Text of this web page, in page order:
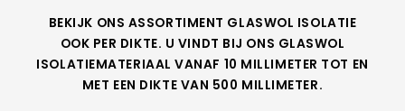
BEKIJK ONS ASSORTIMENT GLASWOL ISOLATIE
OOK PER DIKTE. U VINDT BIJ ONS GLASWOL
ISOLATIEMATERIAAL VANAF 10 MILLIMETER TOT EN
MET EEN DIKTE VAN 500 MILLIMETER.